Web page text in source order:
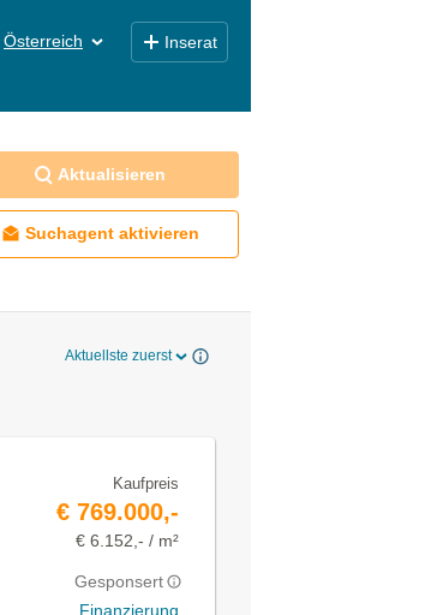
Österreich Inserat
Aktualisieren
Suchagent aktivieren
Aktuellste zuerst
Kaufpreis
€ 769.000,-
€ 6.152,- / m²
Gesponsert
Finanzierung